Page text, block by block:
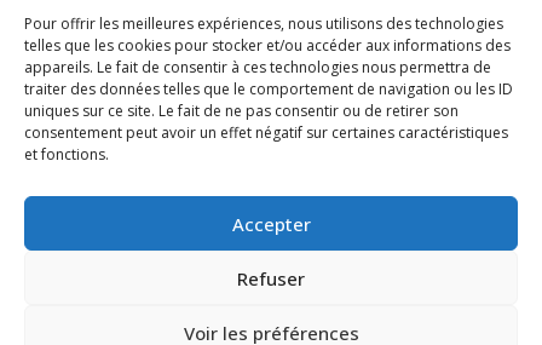
Pour offrir les meilleures expériences, nous utilisons des technologies
telles que les cookies pour stocker et/ou accéder aux informations des
appareils. Le fait de consentir à ces technologies nous permettra de
traiter des données telles que le comportement de navigation ou les ID
uniques sur ce site. Le fait de ne pas consentir ou de retirer son
consentement peut avoir un effet négatif sur certaines caractéristiques
et fonctions.
Accepter
Refuser
Voir les préférences
Nom
E-mail